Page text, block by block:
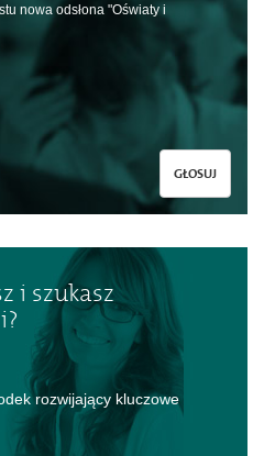
nowa odsłona "Oświaty i
GŁOSUJ
i szukasz
rozwijający kluczowe